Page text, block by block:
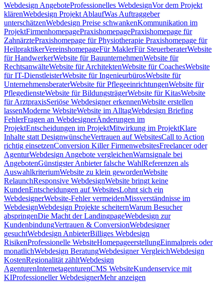
Webdesign AngeboteProfessionelles WebdesignVor dem Projekt
klärenWebdesign Projekt AblaufWas Auftraggeber
unterschätzenWebdesign Preise schwankenKommunikation im
ProjektFirmenhomepagePraxishomepagePraxishomepage für
ZahnärztePraxishomepage für Physiotherapie Praxishomepage für
HeilpraktikerVereinshomepageFür MaklerFür SteuerberaterWebsite
für HandwerkerWebsite für BauunternehmenWebsite für
RechtsanwälteWebsite für ArchitektenWebsite für CoachesWebsite
für IT-DienstleisterWebsite für IngenieurbürosWebsite für
UnternehmensberaterWebsite für PflegeeinrichtungenWebsite für
PflegediensteWebsite für BildungsträgerWebsite für KitasWebsite
für ArztpraxisSeriöse Webdesigner erkennenWebsite erstellen
lassenModerne WebsiteWebsite im AlltagWebdesign Briefing
FehlerFragen an WebdesignerÄnderungen im
ProjektEntscheidungen im ProjektMitwirkung im ProjektKlare
Inhalte statt DesignwünscheVertrauen auf WebsitesCall to Action
richtig einsetzenConversion Killer FirmenwebsitesFreelancer oder
AgenturWebdesign Angebote vergleichenWarnsignale bei
AngebotenGünstigster Anbieter falsche WahlReferenzen als
AuswahlkriteriumWebsite zu klein gewordenWebsite
RelaunchResponsive WebdesignWebsite bringt keine
KundenEntscheidungen auf WebsitesLohnt sich ein
WebdesignerWebsite-Fehler vermeidenMissverständnisse im
WebdesignWebdesign Projekte scheiternWarum Besucher
abspringenDie Macht der LandingpageWebdesign zur
KundenbindungVertrauen & ConversionWebdesigner
gesuchtWebdesign AnbieterBilliges Webdesign
RisikenProfessionelle WebsiteHomepageerstellungEinmalpreis oder
monatlichWebdesign BeratungWebdesigner VergleichWebdesign
KostenRegionalität zähltWebdesign
AgenturenInternetagenturenCMS WebsiteKundenservice mit
KIProfessioneller WebdesignerMehr anzeigen